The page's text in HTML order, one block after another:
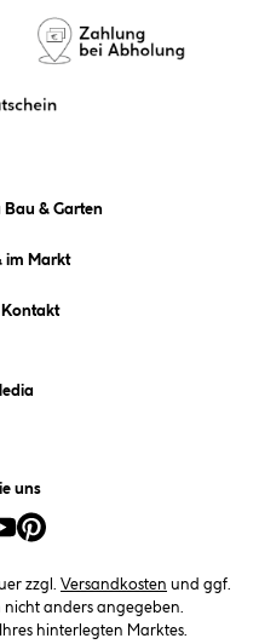
& Garten
im Markt
Kontakt
uns
zzgl. Versandkosten und ggf.
anders angegeben.
hinterlegten Marktes.